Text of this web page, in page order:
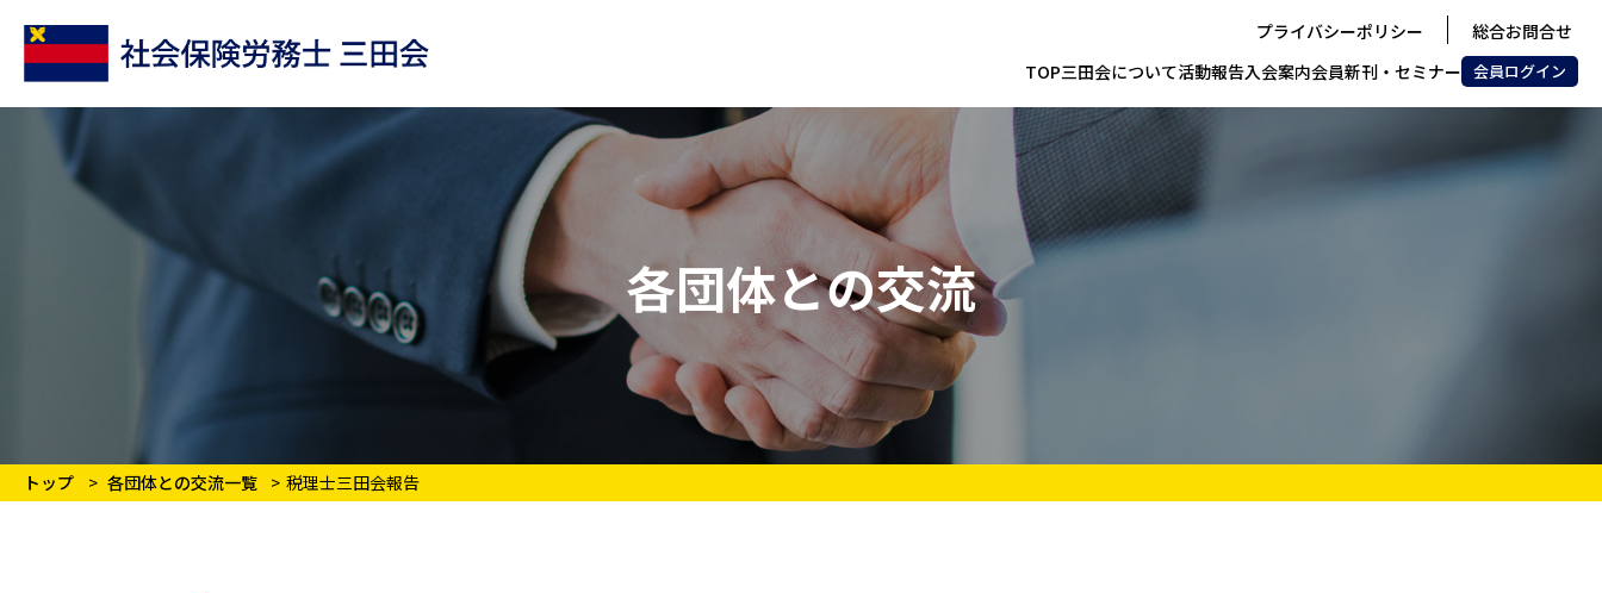
プライバシーポリシー
総合お問合せ
TOP三田会について活動報告入会案内会員新刊・セミナー 会員ログイン
各団体との交流
トップ 各団体との交流一覧 税理士三田会報告